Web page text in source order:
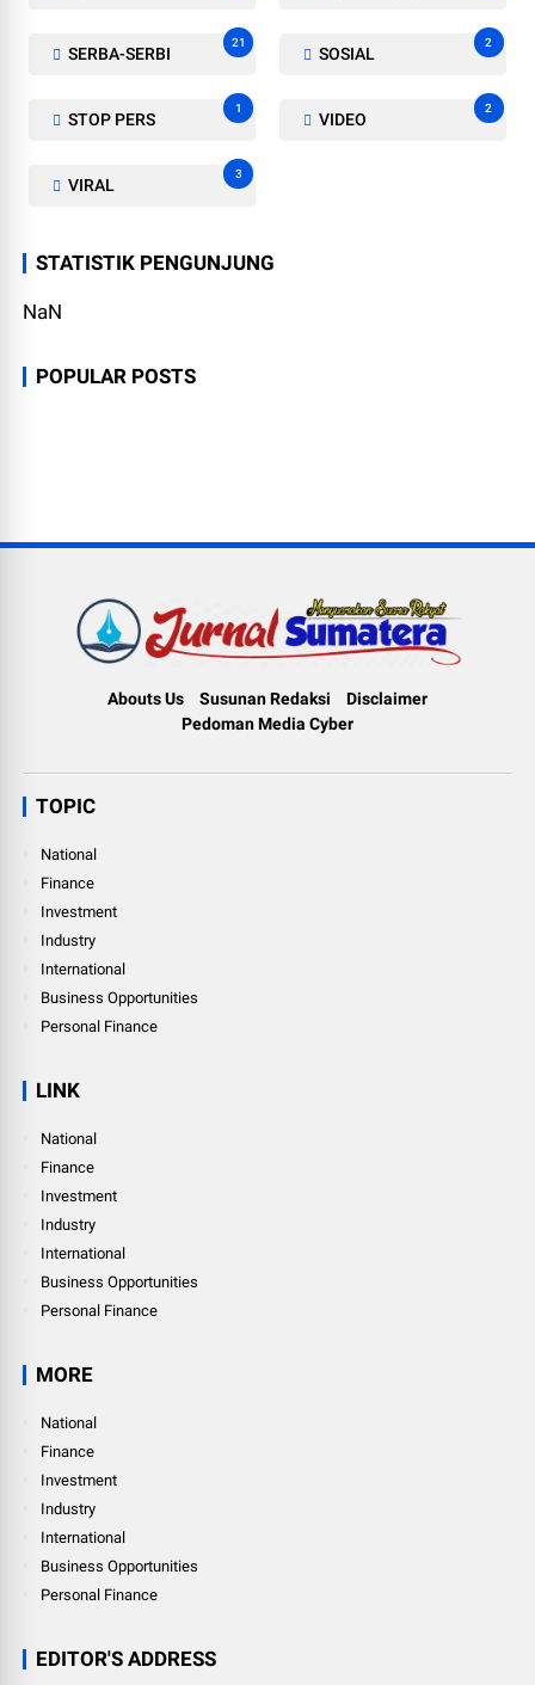
SERBA-SERBI
21
SOSIAL
2
STOP PERS
1
VIDEO
2
VIRAL
3
STATISTIK PENGUNJUNG
NaN
POPULAR POSTS
Abouts Us Susunan Redaksi
Disclaimer
Pedoman Media Cyber
TOPIC
National
Finance
Investment
Industry
International
Business Opportunities
Personal Finance
LINK
National
Finance
Investment
Industry
International
Business Opportunities
Personal Finance
MORE
National
Finance
Investment
Industry
International
Business Opportunities
Personal Finance
EDITOR'S ADDRESS